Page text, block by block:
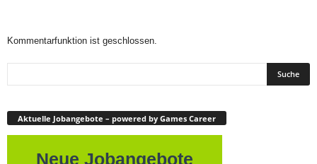
Kommentarfunktion ist geschlossen.
Aktuelle Jobangebote – powered by Games Career